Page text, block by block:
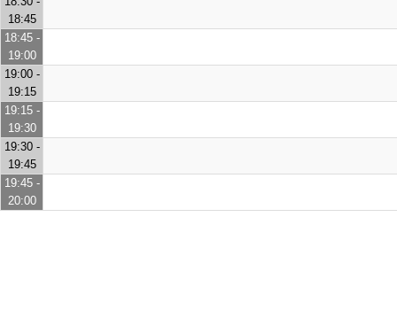
18:45
18:45 -
19:00
19:00 -
19:15
19:15 -
19:30
19:30 -
19:45
19:45 -
20:00